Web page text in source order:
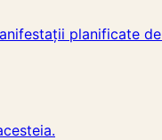
planificate